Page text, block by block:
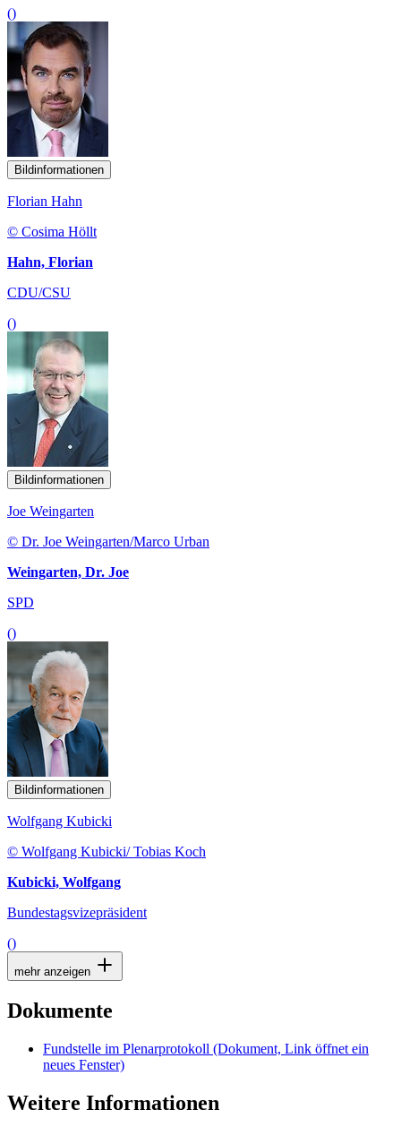
()
Bildinformationen
Florian Hahn
© Cosima Höllt
Hahn, Florian
CDU/CSU
()
Bildinformationen
Joe Weingarten
© Dr. Joe Weingarten/Marco Urban
Weingarten, Dr. Joe
SPD
()
Bildinformationen
Wolfgang Kubicki
© Wolfgang Kubicki/ Tobias Koch
Kubicki, Wolfgang
Bundestagsvizepräsident
()
mehr anzeigen
Dokumente
Fundstelle im Plenarprotokoll (Dokument, Link öffnet ein
neues Fenster)
Weitere Informationen